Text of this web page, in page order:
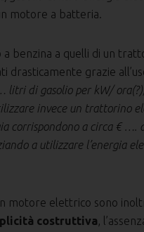
motore a batteria.
a benzina a quelli di un
drasticamente grazie
di gasolio per kW/
invece un trattorino
corrispondono a circa € ….
a utilizzare l’energia
motore elettrico sono
costruttiva,